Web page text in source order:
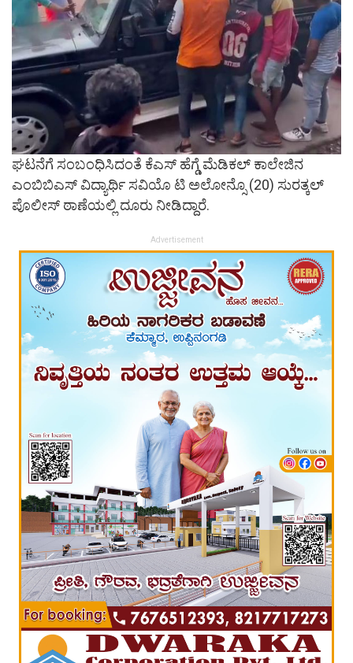
ಘಟನೆಗೆ ಸಂಬಂಧಿಸಿದಂತೆ ಕೆಎಸ್ ಹೆಗ್ಡೆ ಮೆಡಿಕಲ್ ಕಾಲೇಜಿನ
ಎಂಬಿಬಿಎಸ್ ವಿದ್ಯಾರ್ಥಿ ಸವಿಯೊ ಟಿ ಅಲೋನ್ಸೊ (20) ಸುರತ್ಕಲ್
ಪೊಲೀಸ್ ಠಾಣೆಯಲ್ಲಿ ದೂರು ನೀಡಿದ್ದಾರೆ.
Advertisement